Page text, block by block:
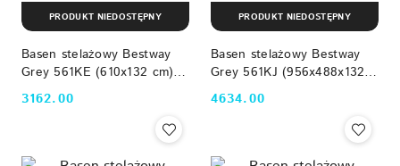
Basen stelażowy Bestway
Grey 561KE (610x132 cm) z
filtrem piaskowym, pokrywą,
drabinką, piaskiem
kwarcowym i dozownikiem
Cena:
3162.00
PRODUKT NIEDOSTĘPNY
Basen stelażowy Bestway
Grey 561KJ (956x488x132
cm) z filtrem piaskowym,
pokrywą, drabinką, piaskiem
kwarcowym i dozownikiem w
Cena:
4634.00
PRODUKT NIEDOSTĘPNY